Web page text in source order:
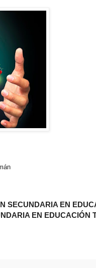
SECUNDARIA EN
EN EDUCACIÓN